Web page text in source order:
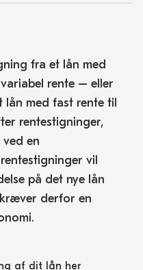
fra et lån med
rente – eller
med fast rente til
rentestigninger,
en
vil
på det nye lån
derfor en
af dit lån her